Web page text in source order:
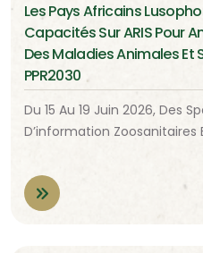
Les Pays Africains
Capacités Sur ARIS Pour
Des Maladies Animales Et
PPR2030
Du 15 Au 19 Juin 2026, Des
D’information Zoosanitaires